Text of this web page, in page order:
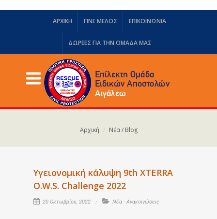
ΑΡΧΙΚΗ ΓΙΝΕ ΜΕΛΟΣ ΕΠΙΚΟΙΝΩΝΙΑ
ΔΩΡΕΈΣ ΓΙΑ ΤΗΝ ΟΜΆΔΑ ΜΑΣ
Αρχική Νέα / Blog
Υγειονομική κάλυψη 9th XTERRA
O.W.S. Challenge 2022
20 Οκτωβρίου, 2022 Νέα - Ανακοινώσεις